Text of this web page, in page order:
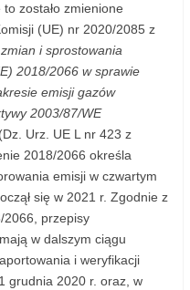
zostało zmienione
(UE) nr 2020/2085 z
i sprostowania
2018/2066 w sprawie
emisji gazów
2003/87/WE
Urz. UE L nr 423 z
2018/2066 określa
emisji w czwartym
się w 2021 r. Zgodnie z
2066, przepisy
w dalszym ciągu
i weryfikacji
grudnia 2020 r. oraz, w